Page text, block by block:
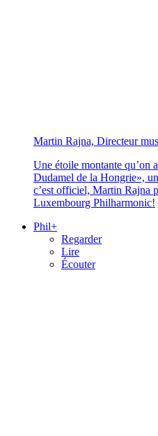
Martin Rajna, Directeur
Une étoile montante qu’on
Dudamel de la Hongrie»,
c’est officiel, Martin Rajna
Luxembourg Philharmonic!
Phil+
Regarder
Lire
Écouter